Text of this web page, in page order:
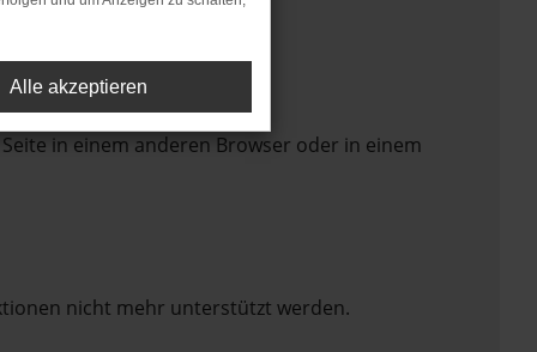
in einem anderen Browser oder in einem
nicht mehr unterstützt werden.
Alle akzeptieren